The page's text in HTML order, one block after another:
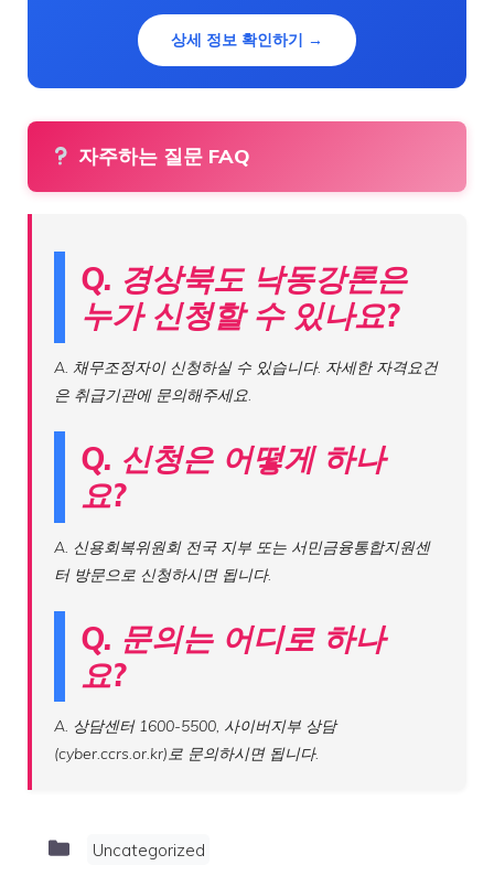
상세 정보 확인하기 →
자주하는 질문 FAQ
Q. 경상북도 낙동강론은
누가 신청할 수 있나요?
A. 채무조정자이 신청하실 수 있습니다. 자세한 자격요건
은 취급기관에 문의해주세요.
Q. 신청은 어떻게 하나
요?
A. 신용회복위원회 전국 지부 또는 서민금융통합지원센
터 방문으로 신청하시면 됩니다.
Q. 문의는 어디로 하나
요?
A. 상담센터 1600-5500, 사이버지부 상담
(cyber.ccrs.or.kr)로 문의하시면 됩니다.
Categories
Uncategorized